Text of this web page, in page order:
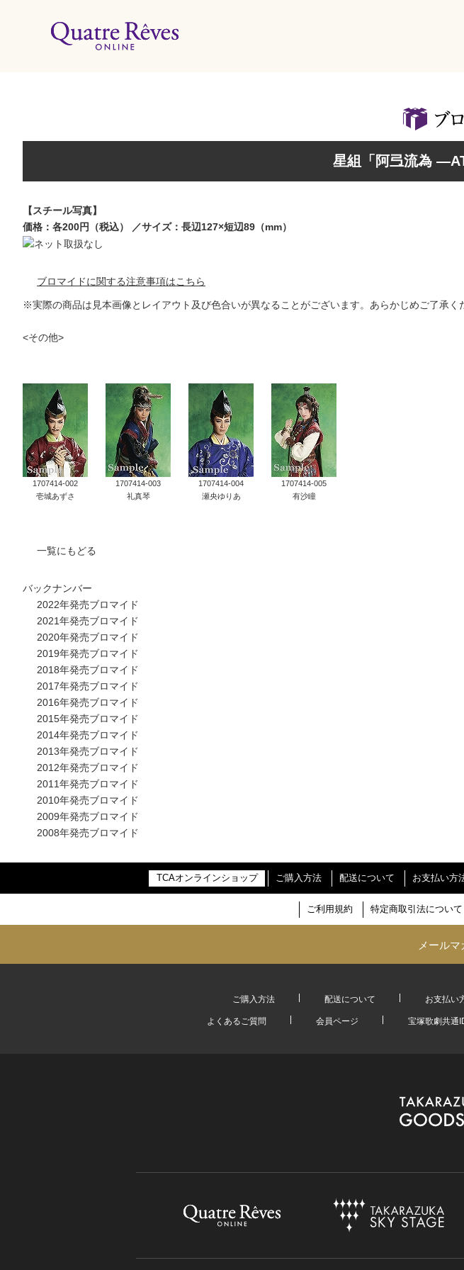
星組「阿弖流為
【スチール写真】
価格：各200円（税込） ／サイズ：長辺127×短辺89（mm）
ブロマイドに関する注意事項はこちら
※実際の商品は見本画像とレイアウト及び色合いが異なることがございます。あらかじめご了承く
<その他>
1707414-002
壱城あずさ
1707414-003
礼真琴
1707414-004
瀬央ゆりあ
1707414-005
有沙瞳
一覧にもどる
バックナンバー
2022年発売ブロマイド
2021年発売ブロマイド
2020年発売ブロマイド
2019年発売ブロマイド
2018年発売ブロマイド
2017年発売ブロマイド
2016年発売ブロマイド
2015年発売ブロマイド
2014年発売ブロマイド
2013年発売ブロマイド
2012年発売ブロマイド
2011年発売ブロマイド
2010年発売ブロマイド
2009年発売ブロマイド
2008年発売ブロマイド
TCAオンラインショップ ご購入方法 配送について お支払い方
ご利用規約 特定商取引法について
メール
ご購入方法 配送について お支払い
よくあるご質問
会員ページ 宝塚歌劇共通
グッズ
カスタマイズCD
タカラヅカ オフィシャルグッズ&サービス
タカラヅカ・スカイ・ステージ
配信deタカラヅカ
宝塚クリエイティブアーツ オフィシャルサイト
宝塚クリエイティブアーツ 採用情報
宝塚歌劇公式ホームページ